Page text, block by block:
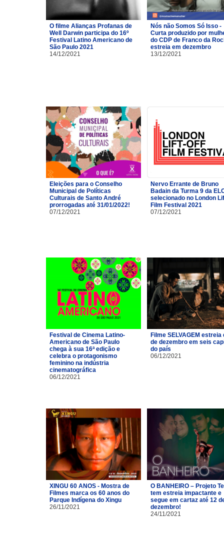
O filme Alianças Profanas de
Well Darwin participa do 16º
Festival Latino Americano de
São Paulo 2021
14/12/2021
Nós não Somos Só Isso -
Curta produzido por
do CDP de Franco da
estreia em dezembro
13/12/2021
Eleições para o Conselho
Municipal de Políticas
Culturais de Santo André
prorrogadas até 31/01/2022!
07/12/2021
Nervo Errante de Bruno
Badain da Turma 9 da
selecionado no London
Film Festival 2021
07/12/2021
Festival de Cinema Latino-
Americano de São Paulo
chega à sua 16ª edição e
celebra o protagonismo
feminino na indústria
cinematográfica
06/12/2021
Filme SELVAGEM estreia
de dezembro em seis
do país
06/12/2021
XINGU 60 ANOS - Mostra de
Filmes marca os 60 anos do
Parque Indígena do Xingu
26/11/2021
O BANHEIRO – Projeto
tem estreia impactante e
segue em cartaz até 12
dezembro!
24/11/2021